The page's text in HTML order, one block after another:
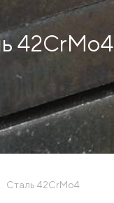
42CrMo4
Сталь 42CrMo4